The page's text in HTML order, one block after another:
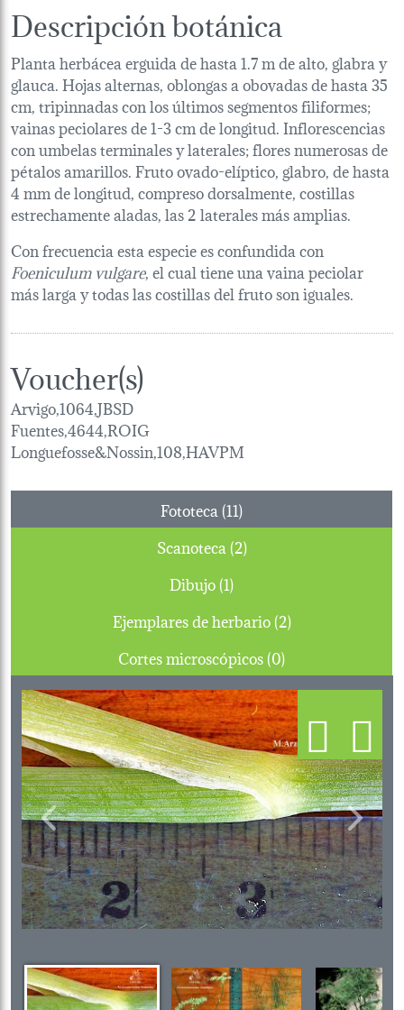
Descripción botánica
Planta herbácea erguida de hasta 1.7 m de alto, glabra y
glauca. Hojas alternas, oblongas a obovadas de hasta 35
cm, tripinnadas con los últimos segmentos filiformes;
vainas peciolares de 1-3 cm de longitud. Inflorescencias
con umbelas terminales y laterales; flores numerosas de
pétalos amarillos. Fruto ovado-elíptico, glabro, de hasta
4 mm de longitud, compreso dorsalmente, costillas
estrechamente aladas, las 2 laterales más amplias.
Con frecuencia esta especie es confundida con
Foeniculum vulgare, el cual tiene una vaina peciolar
más larga y todas las costillas del fruto son iguales.
Voucher(s)
Arvigo,1064,JBSD
Fuentes,4644,ROIG
Longuefosse&Nossin,108,HAVPM
Fototeca (11)
Scanoteca (2)
Dibujo (1)
Ejemplares de herbario (2)
Cortes microscópicos (0)
Previous Next